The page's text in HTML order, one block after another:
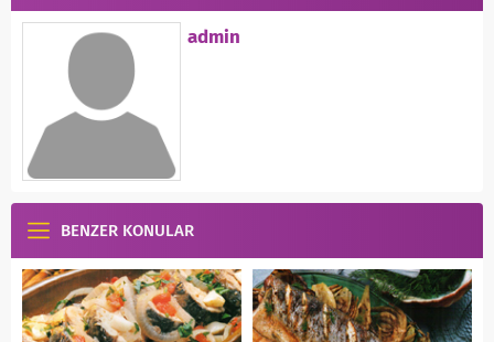
admin
BENZER KONULAR